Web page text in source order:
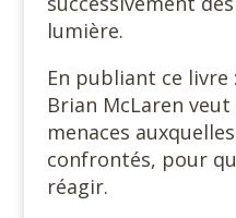
lumière.
En publiant ce livre
Brian McLaren
menaces
confrontés, pour
réagir.